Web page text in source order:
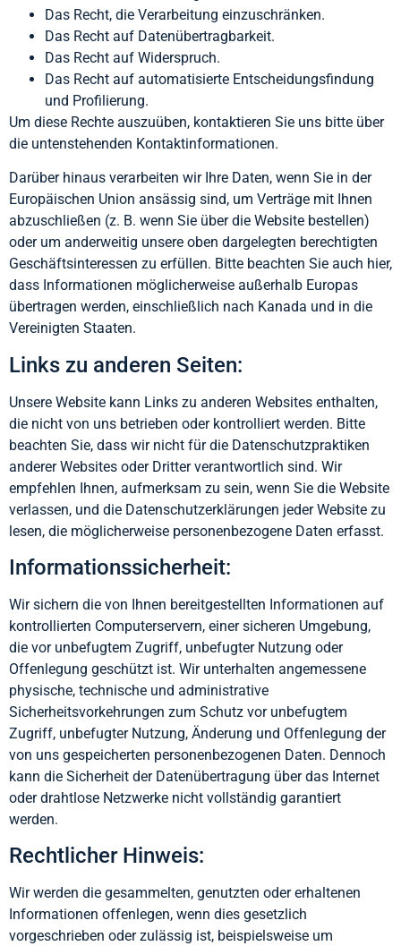
Das Recht, die Verarbeitung einzuschränken.
Das Recht auf Datenübertragbarkeit.
Das Recht auf Widerspruch.
Das Recht auf automatisierte Entscheidungsfindung
und Profilierung.
Um diese Rechte auszuüben, kontaktieren Sie uns bitte über
die untenstehenden Kontaktinformationen.
Darüber hinaus verarbeiten wir Ihre Daten, wenn Sie in der
Europäischen Union ansässig sind, um Verträge mit Ihnen
abzuschließen (z. B. wenn Sie über die Website bestellen)
oder um anderweitig unsere oben dargelegten berechtigten
Geschäftsinteressen zu erfüllen. Bitte beachten Sie auch hier,
dass Informationen möglicherweise außerhalb Europas
übertragen werden, einschließlich nach Kanada und in die
Vereinigten Staaten.
Links zu anderen Seiten:
Unsere Website kann Links zu anderen Websites enthalten,
die nicht von uns betrieben oder kontrolliert werden. Bitte
beachten Sie, dass wir nicht für die Datenschutzpraktiken
anderer Websites oder Dritter verantwortlich sind. Wir
empfehlen Ihnen, aufmerksam zu sein, wenn Sie die Website
verlassen, und die Datenschutzerklärungen jeder Website zu
lesen, die möglicherweise personenbezogene Daten erfasst.
Informationssicherheit:
Wir sichern die von Ihnen bereitgestellten Informationen auf
kontrollierten Computerservern, einer sicheren Umgebung,
die vor unbefugtem Zugriff, unbefugter Nutzung oder
Offenlegung geschützt ist. Wir unterhalten angemessene
physische, technische und administrative
Sicherheitsvorkehrungen zum Schutz vor unbefugtem
Zugriff, unbefugter Nutzung, Änderung und Offenlegung der
von uns gespeicherten personenbezogenen Daten. Dennoch
kann die Sicherheit der Datenübertragung über das Internet
oder drahtlose Netzwerke nicht vollständig garantiert
werden.
Rechtlicher Hinweis:
Wir werden die gesammelten, genutzten oder erhaltenen
Informationen offenlegen, wenn dies gesetzlich
vorgeschrieben oder zulässig ist, beispielsweise um